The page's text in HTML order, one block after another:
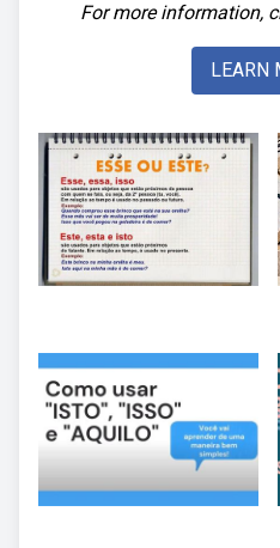
For more information,
LEARN